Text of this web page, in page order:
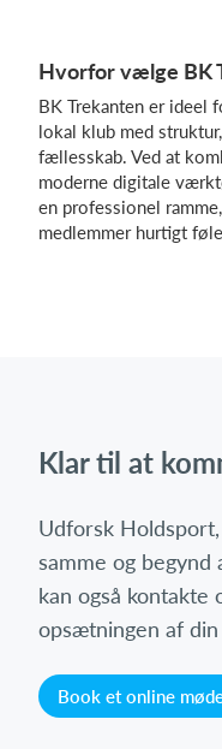
Hvorfor vælge BK
BK Trekanten er ideel
lokal klub med
fællesskab. Ved at
moderne digitale
en professionel
medlemmer hurtigt
Klar til at
Udforsk
samme og
kan også
opsætningen af din
Book et online